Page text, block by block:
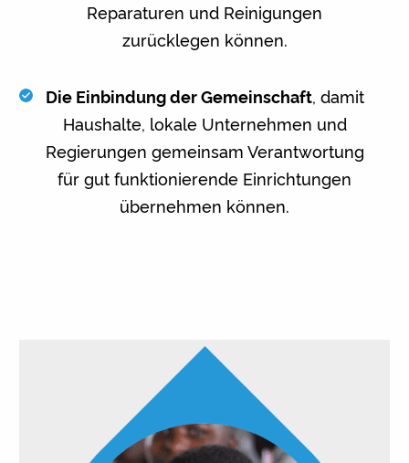
Reparaturen und Reinigungen
zurücklegen können.
Die Einbindung der Gemeinschaft, damit
Haushalte, lokale Unternehmen und
Regierungen gemeinsam Verantwortung
für gut funktionierende Einrichtungen
übernehmen können.